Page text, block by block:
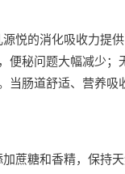
悦的消化吸收力提
便秘问题大幅减少
当肠道舒适、营养
蔗糖和香精，保持